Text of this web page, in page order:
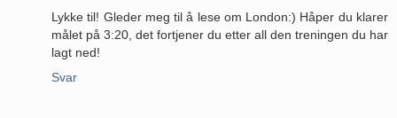
Lykke til! Gleder meg til å lese om London:) Håper du klarer
målet på 3:20, det fortjener du etter all den treningen du har
lagt ned!
Svar